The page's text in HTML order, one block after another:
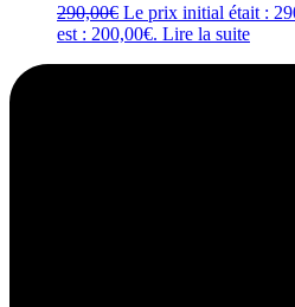
290,00€ Le prix initial était :
est : 200,00€. Lire la suite